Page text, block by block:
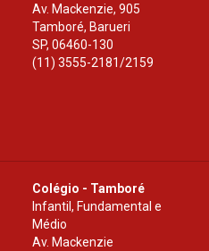
Av. Mackenzie, 905
Tamboré, Barueri
SP,06460-130
(11) 3555-2181/2159
Colégio - Tamboré
Infantil, Fundamental e
Médio
Av. Mackenzie